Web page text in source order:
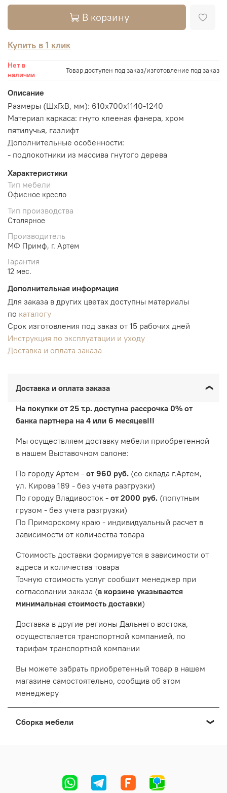
В корзину
Купить в 1 клик
Нет в
наличии
Товар доступен под заказ/изготовление под заказ
Описание
Размеры (ШхГхВ, мм): 610х700х1140-1240
Материал каркаса: гнуто клееная фанера, хром
пятилучья, газлифт
Дополнительные особенности:
- подлокотники из массива гнутого дерева
Характеристики
Тип мебели
Офисное кресло
Тип производства
Столярное
Производитель
МФ Примф, г. Артем
Гарантия
12 мес.
Дополнительная информация
Для заказа в других цветах доступны материалы
по каталогу
Срок изготовления под заказ от 15 рабочих дней
Инструкция по эксплуатации и уходу
Доставка и оплата заказа
Доставка и оплата заказа
На покупки от 25 т.р. доступна рассрочка 0% от
банка партнера на 4 или 6 месяцев!!!
Мы осуществляем доставку мебели приобретенной
в нашем Выставочном салоне:
По городу Артем - от 960 руб. (со склада г.Артем,
ул. Кирова 189 - без учета разгрузки)
По городу Владивосток - от 2000 руб. (попутным
грузом - без учета разгрузки)
По Приморскому краю - индивидуальный расчет в
зависимости от количества товара
Cтоимость доставки формируется в зависимости от
адреса и количества товара
Точную стоимость услуг сообщит менеджер при
согласовании заказа (в корзине указывается
минимальная стоимость доставки)
Доставка в другие регионы Дальнего востока,
осуществляется транспортной компанией, по
тарифам транспортной компании
Вы можете забрать приобретенный товар в нашем
магазине самостоятельно, сообщив об этом
менеджеру
Сборка мебели
Cтоимость сборки формируется в зависимости от
адреса, вида и количества мебели.